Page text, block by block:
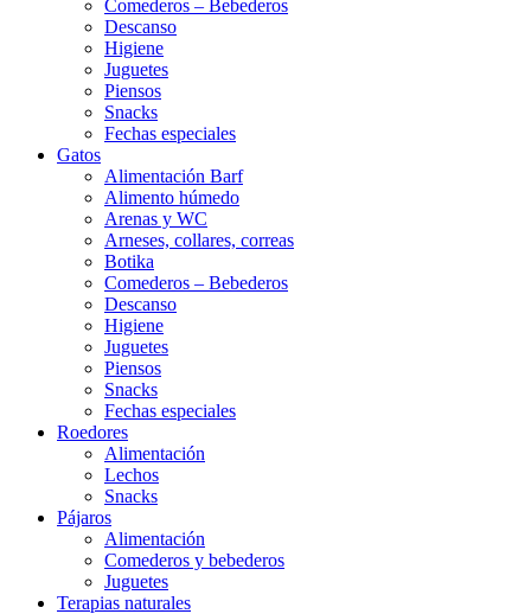
Comederos – Bebederos
Descanso
Higiene
Juguetes
Piensos
Snacks
Fechas especiales
Gatos
Alimentación Barf
Alimento húmedo
Arenas y WC
Arneses, collares, correas
Botika
Comederos – Bebederos
Descanso
Higiene
Juguetes
Piensos
Snacks
Fechas especiales
Roedores
Alimentación
Lechos
Snacks
Pájaros
Alimentación
Comederos y bebederos
Juguetes
Terapias naturales